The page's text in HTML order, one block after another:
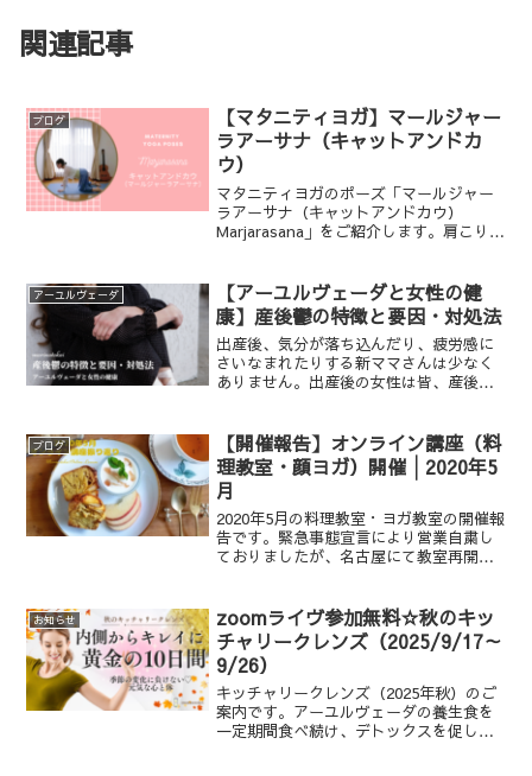
関連記事
ブログ
【マタニティヨガ】マールジャー
ラアーサナ（キャットアンドカ
ウ）
マタニティヨガのポーズ「マールジャー
ラアーサナ（キャットアンドカウ）
Marjarasana」をご紹介します。肩こりや
アーユルヴェーダ
【アーユルヴェーダと女性の健
康】産後鬱の特徴と要因・対処法
出産後、気分が落ち込んだり、疲労感に
さいなまれたりする新ママさんは少なく
ありません。出産後の女性は皆、産後鬱
てご紹介します。
ブログ
【開催報告】オンライン講座（料
理教室・顔ヨガ）開催│2020年5
月
2020年5月の料理教室・ヨガ教室の開催報
告です。緊急事態宣言により営業自粛し
ておりましたが、名古屋にて教室再開
お知らせ
zoomライヴ参加無料☆秋のキッ
チャリークレンズ（2025/9/17～
9/26）
キッチャリークレンズ（2025年秋）のご
案内です。アーユルヴェーダの養生食を
一定期間食べ続け、デトックスを促しま